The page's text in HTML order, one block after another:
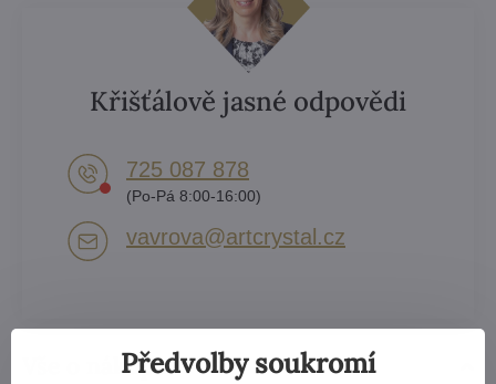
Vše o nákupu
Křišťálově jasné odpovědi
725 087 878​
(Po-Pá 8:00-16:00)
vavrova​@artcrystal​.cz
Předvolby soukromí